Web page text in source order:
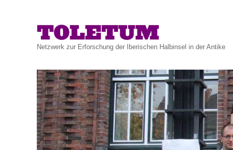
Netzwerk zur Erforschung der Iberischen Halbinsel in der Antike